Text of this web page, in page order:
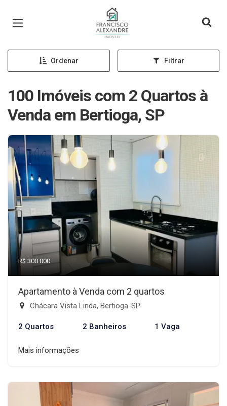
Página inicial
Ordenar Filtrar
100 Imóveis com 2 Quartos à
Venda em Bertioga, SP
R$ 300.000
Apartamento à Venda com 2 quartos
Chácara Vista Linda, Bertioga-SP
2 Quartos 2 Banheiros 1 Vaga
Mais informações